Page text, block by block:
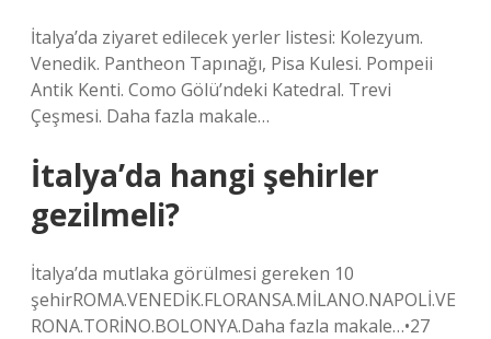
İtalya’da ziyaret edilecek yerler listesi: Kolezyum.
Venedik. Pantheon Tapınağı, Pisa Kulesi. Pompeii
Antik Kenti. Como Gölü’ndeki Katedral. Trevi
Çeşmesi. Daha fazla makale…
İtalya’da hangi şehirler
gezilmeli?
İtalya’da mutlaka görülmesi gereken 10
şehirROMA.VENEDİK.FLORANSA.MİLANO.NAPOLİ.VE
RONA.TORİNO.BOLONYA.Daha fazla makale…•27